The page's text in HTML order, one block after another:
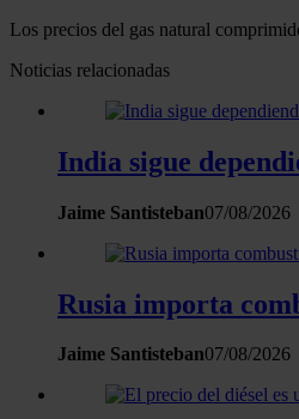
Los precios del gas natural
Noticias relacionadas
India sigue
Jaime Santisteban07/08/2026
Rusia importa
Jaime Santisteban07/08/2026